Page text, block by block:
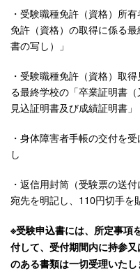
・受験職種免許（資格）所
免許（資格）の取得に係る
書の写し）」
・受験職種免許（資格）取
る最終学校の「卒業証明書
見込証明書及び成績証明書」
・身体障害者手帳の交付を
し
・返信用封筒（受験票の送
宛先を明記し、110円切手を
※受験申込書には、所定事項
付して、受付期間内に持参
のある書類は一切受理いたし